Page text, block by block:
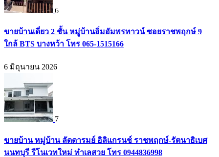
6
ขายบ้านเดี่ยว 2 ชั้น หมู่บ้านอิ่มอัมพรทาวน์ ซอยราชพฤกษ์ 9
ใกล้ BTS บางหว้า โทร 065-1515166
6 มิถุนายน 2026
7
ขายบ้าน หมู่บ้าน ลัดดารมย์ อิลิแกรนช์ ราชพฤกษ์-รัตนาธิเบศ
นนทบุรี รีโนเวทใหม่ ทำเลสวย โทร 0944836998